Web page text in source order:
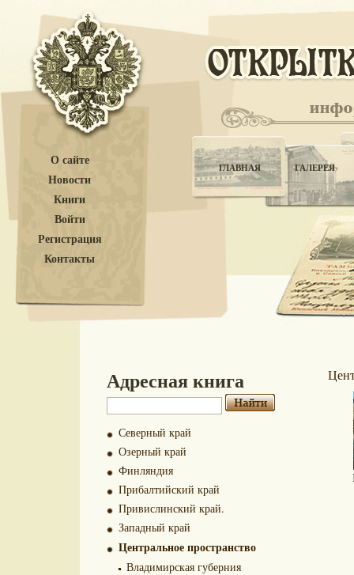
О сайте
Новости
Книги
Войти
Регистрация
Контакты
ГЛАВНАЯ ГАЛЕРЕЯ
Адресная книга
Северный край
Озерный край
Финляндия
Прибалтийский край
Привислинский край.
Западный край
Центральное пространство
Владимирская губерния